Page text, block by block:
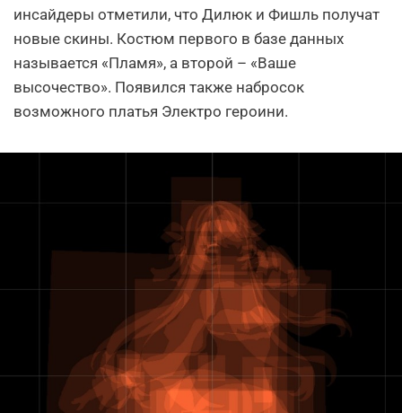
инсайдеры отметили, что Дилюк и Фишль получат
новые скины. Костюм первого в базе данных
называется «Пламя», а второй – «Ваше
высочество». Появился также набросок
возможного платья Электро героини.